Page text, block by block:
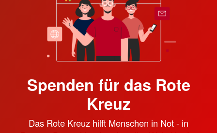
Spenden für das Rote
Kreuz
Das Rote Kreuz hilft Menschen in Not - in